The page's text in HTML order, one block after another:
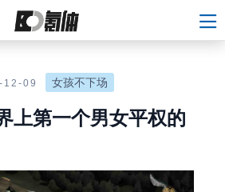
12-09 女孩不下场
上第一个男女平权的